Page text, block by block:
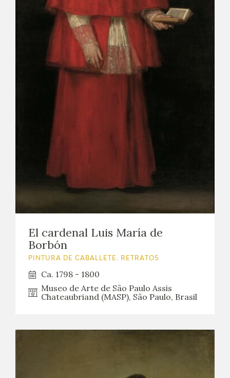
El cardenal Luis María de
Borbón
PINTURA DE CABALLETE. RETRATOS
Ca. 1798 - 1800
Museo de Arte de São Paulo Assis
Chateaubriand (MASP), São Paulo, Brasil